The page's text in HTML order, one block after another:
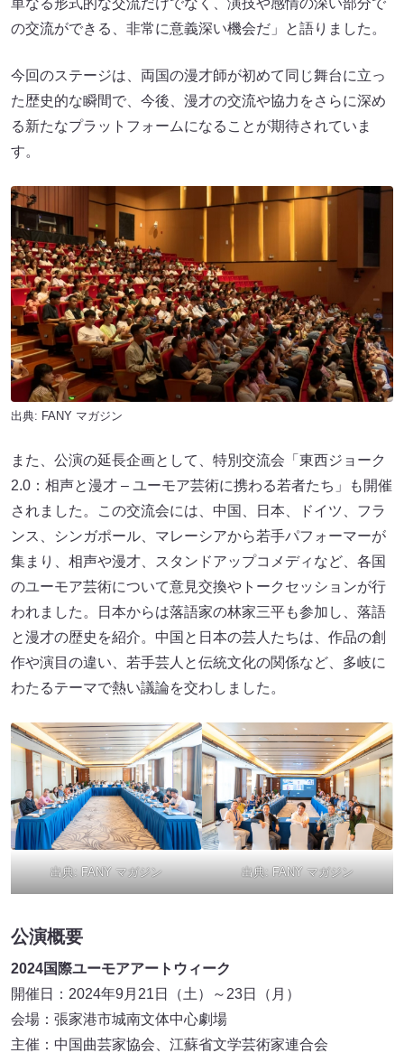
単なる形式的な交流だけでなく、演技や感情の深い部分で
の交流ができる、非常に意義深い機会だ」と語りました。
今回のステージは、両国の漫才師が初めて同じ舞台に立っ
た歴史的な瞬間で、今後、漫才の交流や協力をさらに深め
る新たなプラットフォームになることが期待されていま
す。
出典: FANY マガジン
また、公演の延長企画として、特別交流会「東西ジョーク
2.0：相声と漫才 – ユーモア芸術に携わる若者たち」も開催
されました。この交流会には、中国、日本、ドイツ、フラ
ンス、シンガポール、マレーシアから若手パフォーマーが
集まり、相声や漫才、スタンドアップコメディなど、各国
のユーモア芸術について意見交換やトークセッションが行
われました。日本からは落語家の林家三平も参加し、落語
と漫才の歴史を紹介。中国と日本の芸人たちは、作品の創
作や演目の違い、若手芸人と伝統文化の関係など、多岐に
わたるテーマで熱い議論を交わしました。
出典: FANY マガジン 出典: FANY マガジン
公演概要
2024国際ユーモアアートウィーク
開催日：2024年9月21日（土）～23日（月）
会場：張家港市城南文体中心劇場
主催：中国曲芸家協会、江蘇省文学芸術家連合会